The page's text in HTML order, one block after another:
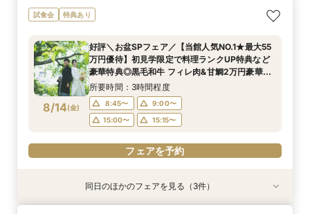
8/13( 木)
【料理重視の方へおすすめ】組数限定◆グラン
シェフ豊後昌幸が手掛ける黒毛和牛etc2万円相
所要時間：3時間程度
8:45〜
9:00〜
15:00〜
15:15〜
フェアを予約
8/13( 木)
【当館人気NO.1★最大55万円優待】甘鯛&黒毛和
牛など豪華試食×大阪城を望む庭園&迎賓館を見
典付きBIGフェア
所要時間：3時間程度
8:45〜
9:00〜
15:00〜
15:15〜
フェアを予約
8/13( 木)
ガーデン挙式丸わかり◎2万坪の庭園満喫×オリ
ジナルウェディング庭園&会場見学×国産和牛
所要時間：3時間程度
8:45〜
9:00〜
15:00〜
15:15〜
フェアを予約
試食会 特典あり
8/14(金)
好評＼お盆SPフェア／【当館人気NO.1★最大55
万円優待】初見学限定で料理ランクUP特典など
豪華特典◎黒毛和牛 フィレ肉&甘鯛2万円豪華試
食 非公開茶室で和抹茶体験 庭園+迎賓館の見学
ツアー
所要時間：3時間程度
8:45〜
9:00〜
15:00〜
15:15〜
フェアを予約
特典あり
特典あり
特典あり同日のほかのフェアを見る（3件）